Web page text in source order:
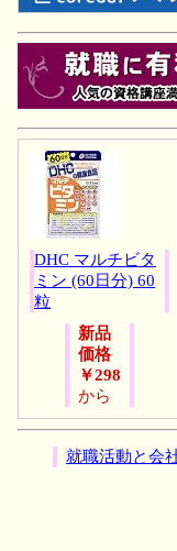
DHC マルチビタ
ミン (60日分) 60
粒
新品
価格
￥298
から
就職活動と会